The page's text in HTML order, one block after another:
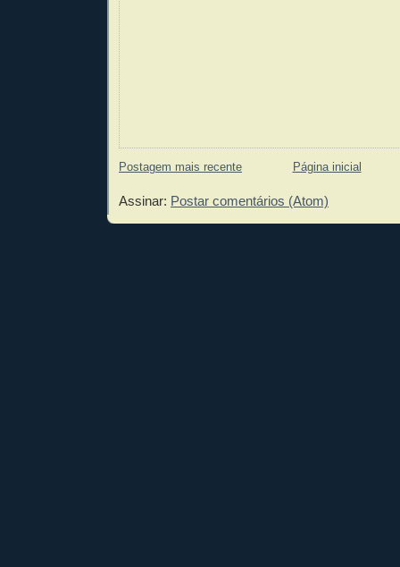
Postagem mais recente Página inicial
Assinar: Postar comentários (Atom)